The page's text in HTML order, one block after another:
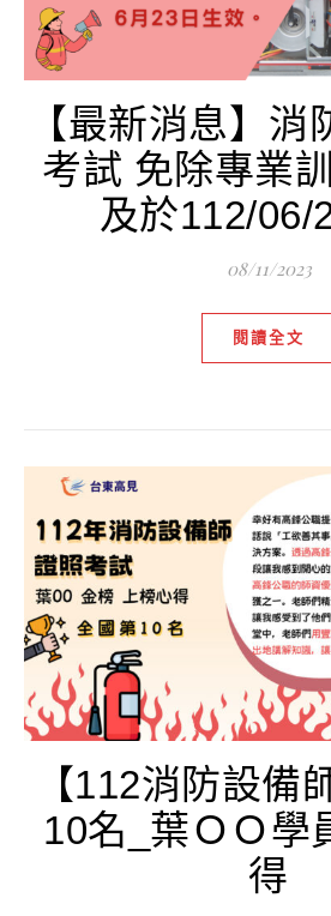
【最新消息】消
考試 免除專業
及於112/06/
08/11/2023
閱讀全文
【112消防設備
10名_葉ＯＯ學
得